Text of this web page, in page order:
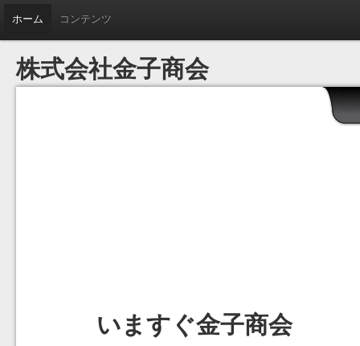
ホーム コンテンツ
株式会社金子商会
いますぐ金子商会